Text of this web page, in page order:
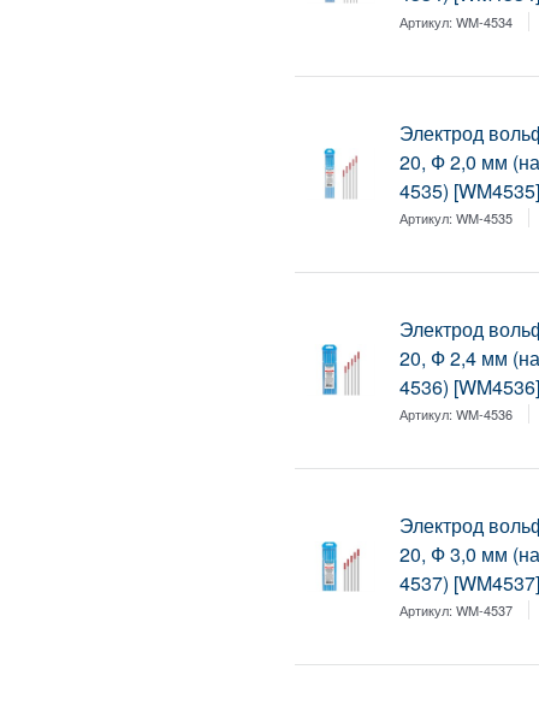
Артикул:WM-4534
Электрод
20, Ф 2,0 мм
4535)
Артикул:WM-4535
Электрод
20, Ф 2,4 мм
4536)
Артикул:WM-4536
Электрод
20, Ф 3,0 мм
4537)
Артикул:WM-4537